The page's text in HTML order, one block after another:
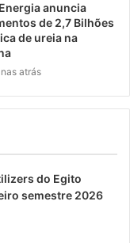
anuncia
de 2,7 Bilhões
de ureia na
atrás
do Egito
semestre 2026